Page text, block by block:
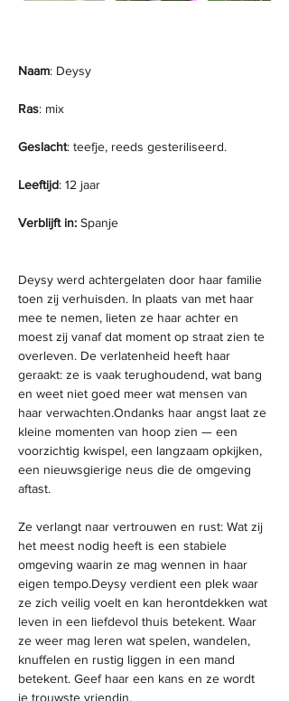
Naam: Deysy
Ras: mix
Geslacht: teefje, reeds gesteriliseerd.
Leeftijd: 12 jaar
Verblijft in: Spanje
Deysy werd achtergelaten door haar familie
toen zij verhuisden. In plaats van met haar
mee te nemen, lieten ze haar achter en
moest zij vanaf dat moment op straat zien te
overleven. De verlatenheid heeft haar
geraakt: ze is vaak terughoudend, wat bang
en weet niet goed meer wat mensen van
haar verwachten.Ondanks haar angst laat ze
kleine momenten van hoop zien — een
voorzichtig kwispel, een langzaam opkijken,
een nieuwsgierige neus die de omgeving
aftast.
Ze verlangt naar vertrouwen en rust: Wat zij
het meest nodig heeft is een stabiele
omgeving waarin ze mag wennen in haar
eigen tempo.Deysy verdient een plek waar
ze zich veilig voelt en kan herontdekken wat
leven in een liefdevol thuis betekent. Waar
ze weer mag leren wat spelen, wandelen,
knuffelen en rustig liggen in een mand
betekent. Geef haar een kans en ze wordt
je trouwste vriendin.